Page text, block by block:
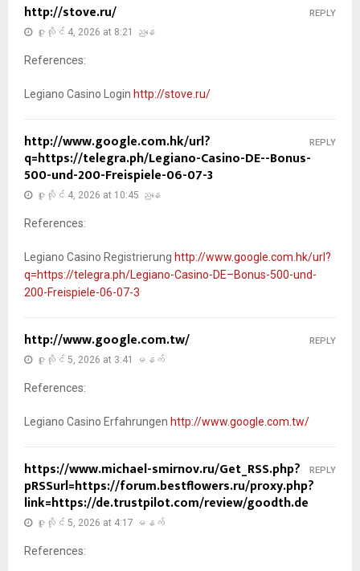
http://stove.ru/
ဇူလိုင် 4, 2026 at 8:21 ညနေ
References:
Legiano Casino Login http://stove.ru/
REPLY
http://www.google.com.hk/url?
q=https://telegra.ph/Legiano-Casino-DE--Bonus-
500-und-200-Freispiele-06-07-3
ဇူလိုင် 4, 2026 at 10:45 ညနေ
References:
Legiano Casino Registrierung http://www.google.com.hk/url?
q=https://telegra.ph/Legiano-Casino-DE–Bonus-500-und-
200-Freispiele-06-07-3
REPLY
http://www.google.com.tw/
ဇူလိုင် 5, 2026 at 3:41 မနက်
References:
Legiano Casino Erfahrungen http://www.google.com.tw/
REPLY
https://www.michael-smirnov.ru/Get_RSS.php?
pRSSurl=https://forum.bestflowers.ru/proxy.php?
link=https://de.trustpilot.com/review/goodth.de
ဇူလိုင် 5, 2026 at 4:17 မနက်
References:
REPLY